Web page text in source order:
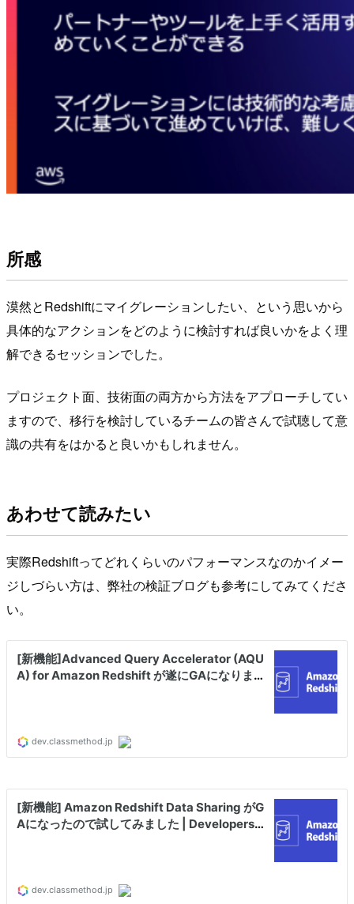
所感
漠然とRedshiftにマイグレーションしたい、という思いから
具体的なアクションをどのように検討すれば良いかをよく理
解できるセッションでした。
プロジェクト面、技術面の両方から方法をアプローチしてい
ますので、移行を検討しているチームの皆さんで試聴して意
識の共有をはかると良いかもしれません。
あわせて読みたい
実際Redshiftってどれくらいのパフォーマンスなのかイメー
ジしづらい方は、弊社の検証ブログも参考にしてみてくださ
い。